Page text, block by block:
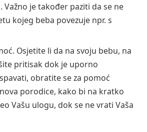
Važno je također paziti da se ne
kojeg beba povezuje npr. s
Osjetite li da na svoju bebu, na
pritisak dok je uporno
obratite se za pomoć
porodice, kako bi na kratko
Vašu ulogu, dok se ne vrati Vaša